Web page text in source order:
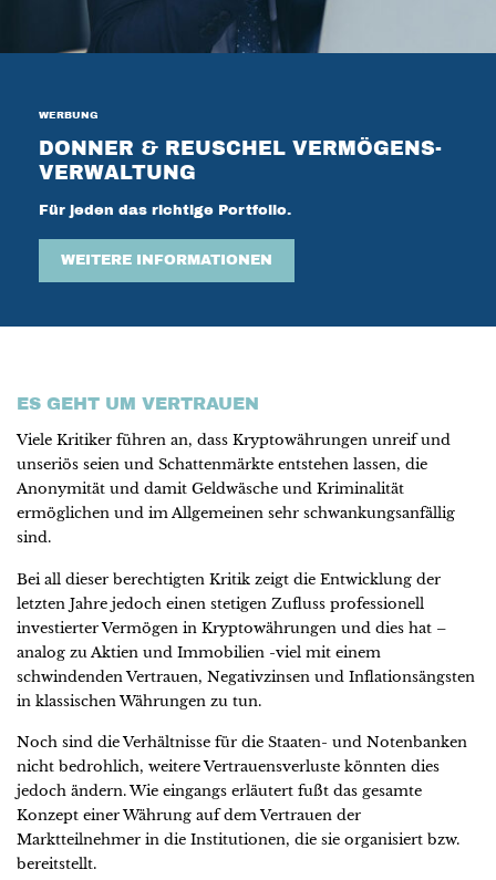
WERBUNG
DONNER & REUSCHEL VERMÖGENS-
VERWALTUNG
Für jeden das richtige Portfolio.
WEITERE INFORMATIONEN
ES GEHT UM VERTRAUEN
Viele Kritiker führen an, dass Kryptowährungen unreif und
unseriös seien und Schattenmärkte entstehen lassen, die
Anonymität und damit Geldwäsche und Kriminalität
ermöglichen und im Allgemeinen sehr schwankungsanfällig
sind.
Bei all dieser berechtigten Kritik zeigt die Entwicklung der
letzten Jahre jedoch einen stetigen Zufluss professionell
investierter Vermögen in Kryptowährungen und dies hat –
analog zu Aktien und Immobilien -viel mit einem
schwindenden Vertrauen, Negativzinsen und Inflationsängsten
in klassischen Währungen zu tun.
Noch sind die Verhältnisse für die Staaten- und Notenbanken
nicht bedrohlich, weitere Vertrauensverluste könnten dies
jedoch ändern. Wie eingangs erläutert fußt das gesamte
Konzept einer Währung auf dem Vertrauen der
Marktteilnehmer in die Institutionen, die sie organisiert bzw.
bereitstellt.